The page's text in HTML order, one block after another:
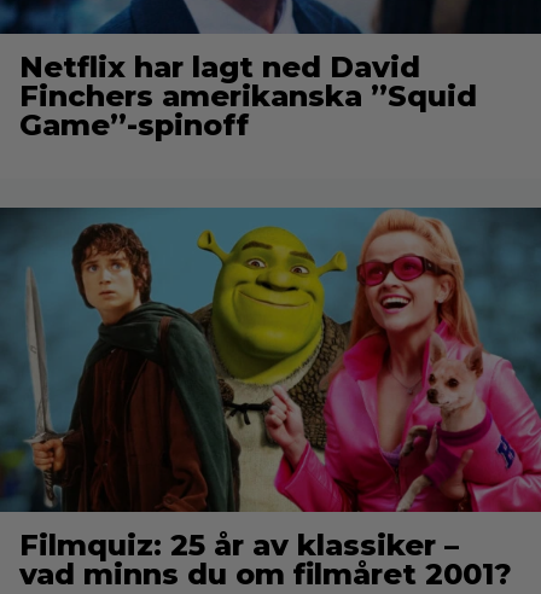
Netflix har lagt ned David
Finchers amerikanska ”Squid
Game”-spinoff
Filmquiz: 25 år av klassiker –
vad minns du om filmåret 2001?